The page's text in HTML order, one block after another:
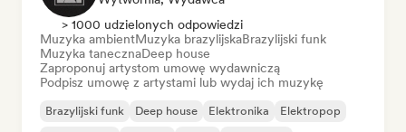
> 1000 udzielonych odpowiedzi
Muzyka ambientMuzyka brazylijskaBrazylijski funk
Muzyka tanecznaDeep house
Zaproponuj artystom umowę wydawniczą
Podpisz umowę z artystami lub wydaj ich muzykę
Brazylijski funk Deep house Elektronika
Elektropop